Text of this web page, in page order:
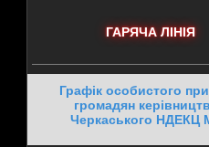
ГАРЯЧА ЛІНІЯ
Графік особистого
громадян
Черкаського НДЕКЦ